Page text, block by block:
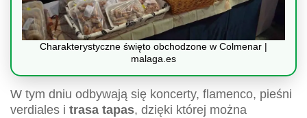
Charakterystyczne święto obchodzone w Colmenar |
malaga.es
W tym dniu odbywają się koncerty, flamenco, pieśni
verdiales i trasa tapas, dzięki której można